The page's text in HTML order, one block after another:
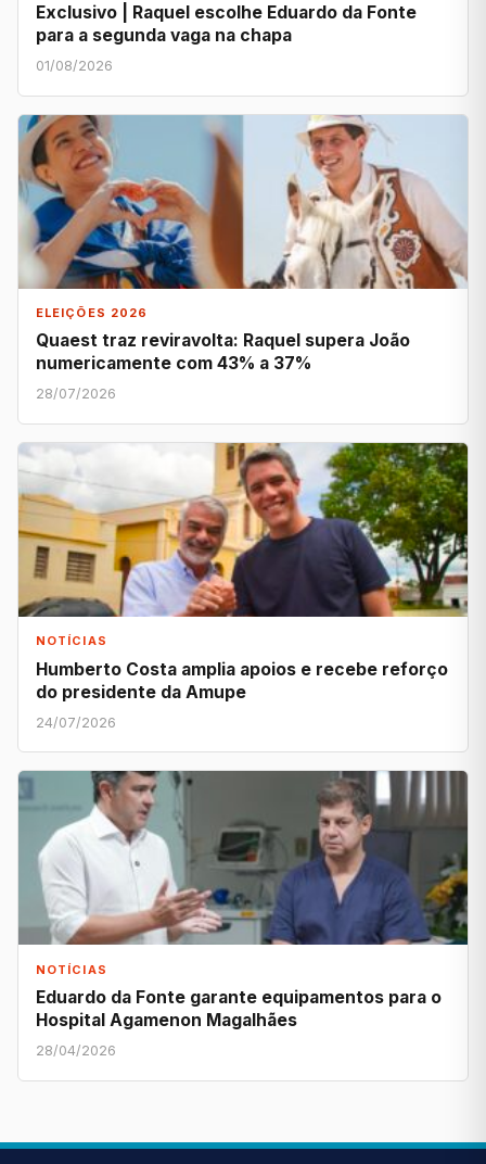
Exclusivo | Raquel escolhe Eduardo da Fonte
para a segunda vaga na chapa
01/08/2026
ELEIÇÕES 2026
Quaest traz reviravolta: Raquel supera João
numericamente com 43% a 37%
28/07/2026
NOTÍCIAS
Humberto Costa amplia apoios e recebe reforço
do presidente da Amupe
24/07/2026
NOTÍCIAS
Eduardo da Fonte garante equipamentos para o
Hospital Agamenon Magalhães
28/04/2026